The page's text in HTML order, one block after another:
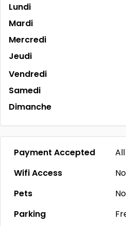
Lundi
Mardi
Mercredi
Jeudi
Vendredi
Samedi
Dimanche
Payment Accepted
Wifi Access
Pets
Parking